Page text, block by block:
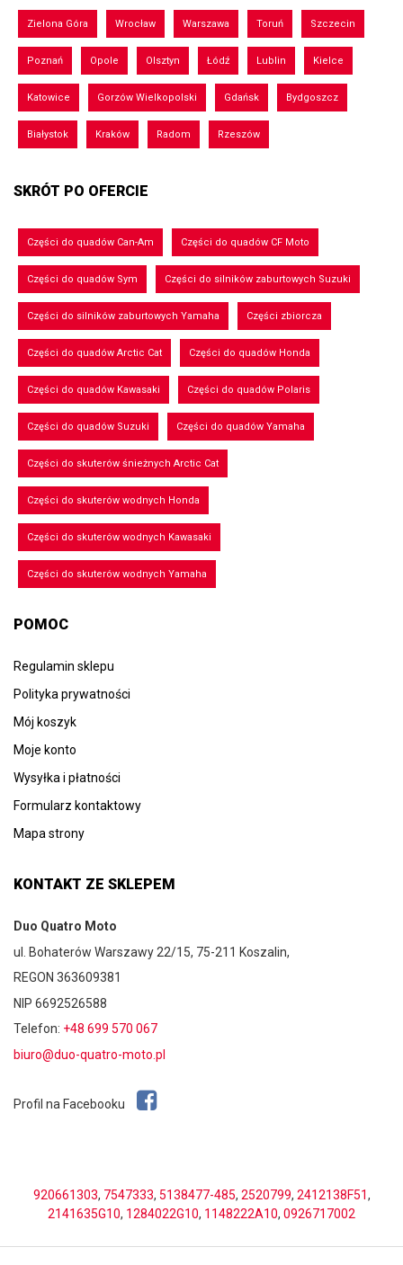
Zielona Góra Wrocław Warszawa Toruń Szczecin
Poznań Opole Olsztyn Łódź Lublin Kielce
Katowice Gorzów Wielkopolski Gdańsk Bydgoszcz
Białystok Kraków Radom Rzeszów
SKRÓT PO OFERCIE
Części do quadów Can-Am Części do quadów CF Moto
Części do quadów Sym Części do silników zaburtowych Suzuki
Części do silników zaburtowych Yamaha Części zbiorcza
Części do quadów Arctic Cat Części do quadów Honda
Części do quadów Kawasaki Części do quadów Polaris
Części do quadów Suzuki Części do quadów Yamaha
Części do skuterów śnieżnych Arctic Cat
Części do skuterów wodnych Honda
Części do skuterów wodnych Kawasaki
Części do skuterów wodnych Yamaha
POMOC
Regulamin sklepu
Polityka prywatności
Mój koszyk
Moje konto
Wysyłka i płatności
Formularz kontaktowy
Mapa strony
KONTAKT ZE SKLEPEM
Duo Quatro Moto
ul. Bohaterów Warszawy 22/15, 75-211 Koszalin,
REGON 363609381
NIP 6692526588
Telefon: +48 699 570 067
biuro@duo-quatro-moto.pl
Profil na Facebooku
920661303, 7547333, 5138477-485, 2520799, 2412138F51,
2141635G10, 1284022G10, 1148222A10, 0926717002